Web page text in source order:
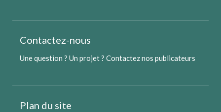
Contactez-nous
Une question ? Un projet ? Contactez nos publicateurs
Plan du site